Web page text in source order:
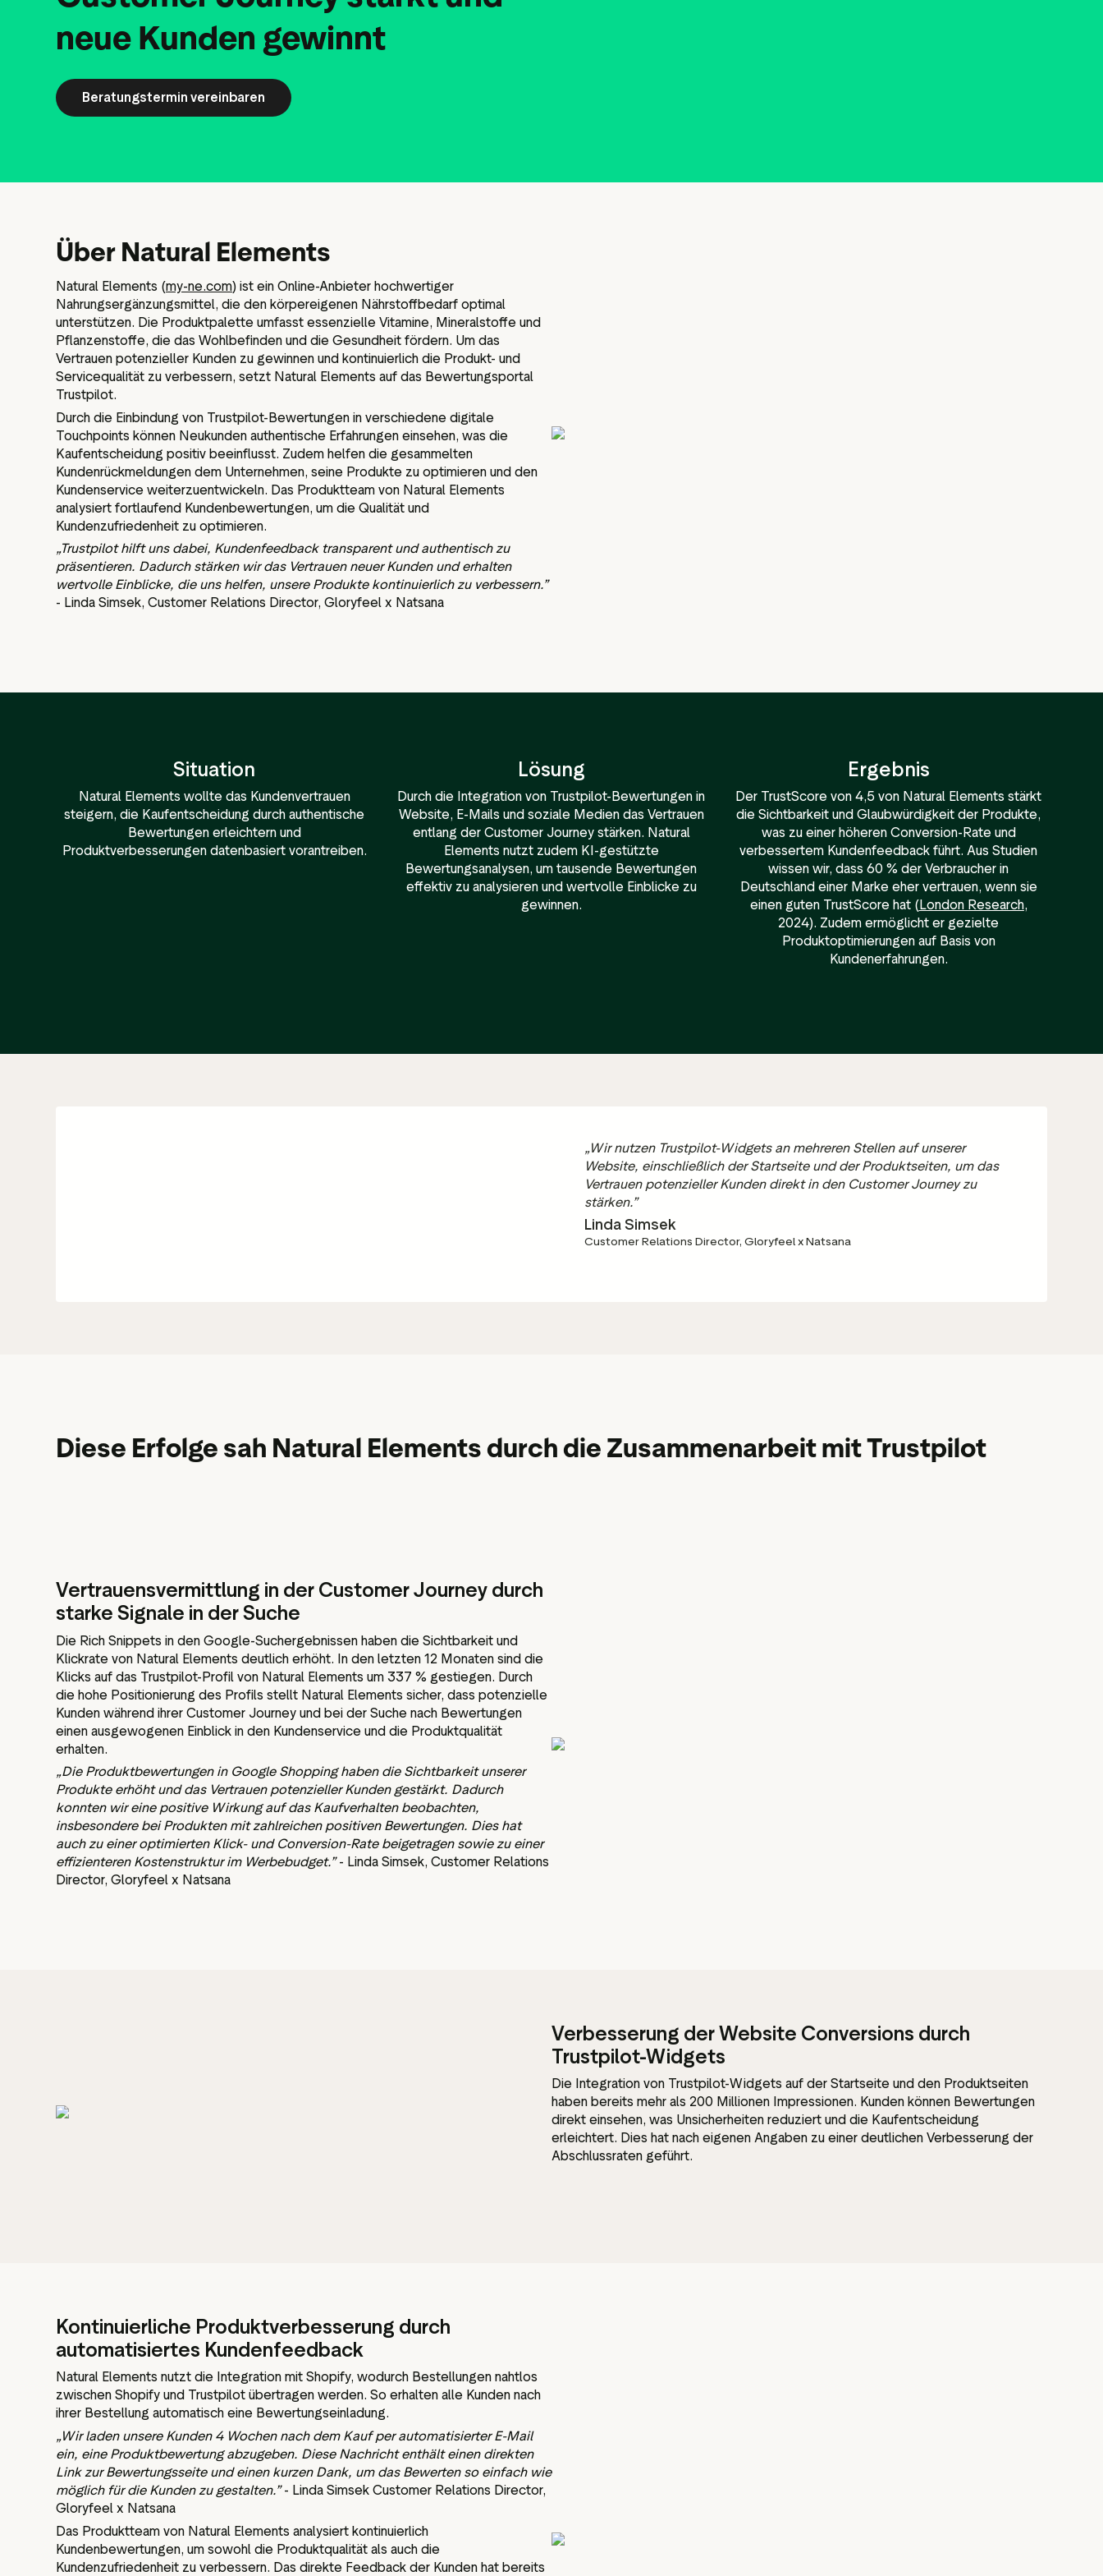
Social-Media-Tools
Marketingmaterialien
neue Kunden gewinnt
Beratungstermin vereinbaren
Über Natural Elements
Natural Elements (my-ne.com) ist ein Online-Anbieter hochwertiger
Nahrungsergänzungsmittel, die den körpereigenen Nährstoffbedarf optimal
unterstützen. Die Produktpalette umfasst essenzielle Vitamine, Mineralstoffe und
Pflanzenstoffe, die das Wohlbefinden und die Gesundheit fördern. Um das
Vertrauen potenzieller Kunden zu gewinnen und kontinuierlich die Produkt- und
Servicequalität zu verbessern, setzt Natural Elements auf das Bewertungsportal
Trustpilot.
Durch die Einbindung von Trustpilot-Bewertungen in verschiedene digitale
Touchpoints können Neukunden authentische Erfahrungen einsehen, was die
Kaufentscheidung positiv beeinflusst. Zudem helfen die gesammelten
Kundenrückmeldungen dem Unternehmen, seine Produkte zu optimieren und den
Kundenservice weiterzuentwickeln. Das Produktteam von Natural Elements
analysiert fortlaufend Kundenbewertungen, um die Qualität und
Kundenzufriedenheit zu optimieren.
„Trustpilot hilft uns dabei, Kundenfeedback transparent und authentisch zu
präsentieren. Dadurch stärken wir das Vertrauen neuer Kunden und erhalten
wertvolle Einblicke, die uns helfen, unsere Produkte kontinuierlich zu verbessern.”
- Linda Simsek, Customer Relations Director, Gloryfeel x Natsana
Situation
Natural Elements wollte das Kundenvertrauen
steigern, die Kaufentscheidung durch authentische
Bewertungen erleichtern und
Produktverbesserungen datenbasiert vorantreiben.
Lösung
Durch die Integration von Trustpilot-Bewertungen in
Website, E-Mails und soziale Medien das Vertrauen
entlang der Customer Journey stärken. Natural
Elements nutzt zudem KI-gestützte
Bewertungsanalysen, um tausende Bewertungen
effektiv zu analysieren und wertvolle Einblicke zu
gewinnen.
Ergebnis
Der TrustScore von 4,5 von Natural Elements stärkt
die Sichtbarkeit und Glaubwürdigkeit der Produkte,
was zu einer höheren Conversion-Rate und
verbessertem Kundenfeedback führt. Aus Studien
wissen wir, dass 60 % der Verbraucher in
Deutschland einer Marke eher vertrauen, wenn sie
einen guten TrustScore hat (London Research,
2024). Zudem ermöglicht er gezielte
Produktoptimierungen auf Basis von
Kundenerfahrungen.
„Wir nutzen Trustpilot-Widgets an mehreren Stellen auf unserer
Website, einschließlich der Startseite und der Produktseiten, um das
Vertrauen potenzieller Kunden direkt in den Customer Journey zu
stärken.”
Linda Simsek
Customer Relations Director, Gloryfeel x Natsana
Diese Erfolge sah Natural Elements durch die Zusammenarbeit mit Trustpilot
Vertrauensvermittlung in der Customer Journey durch
starke Signale in der Suche
Die Rich Snippets in den Google-Suchergebnissen haben die Sichtbarkeit und
Klickrate von Natural Elements deutlich erhöht. In den letzten 12 Monaten sind die
Klicks auf das Trustpilot-Profil von Natural Elements um 337 % gestiegen. Durch
die hohe Positionierung des Profils stellt Natural Elements sicher, dass potenzielle
Kunden während ihrer Customer Journey und bei der Suche nach Bewertungen
einen ausgewogenen Einblick in den Kundenservice und die Produktqualität
erhalten.
„Die Produktbewertungen in Google Shopping haben die Sichtbarkeit unserer
Produkte erhöht und das Vertrauen potenzieller Kunden gestärkt. Dadurch
konnten wir eine positive Wirkung auf das Kaufverhalten beobachten,
insbesondere bei Produkten mit zahlreichen positiven Bewertungen. Dies hat
auch zu einer optimierten Klick- und Conversion-Rate beigetragen sowie zu einer
effizienteren Kostenstruktur im Werbebudget.”- Linda Simsek, Customer Relations
Director, Gloryfeel x Natsana
Verbesserung der Website Conversions durch
Trustpilot-Widgets
Die Integration von Trustpilot-Widgets auf der Startseite und den Produktseiten
haben bereits mehr als 200 Millionen Impressionen. Kunden können Bewertungen
direkt einsehen, was Unsicherheiten reduziert und die Kaufentscheidung
erleichtert. Dies hat nach eigenen Angaben zu einer deutlichen Verbesserung der
Abschlussraten geführt.
Kontinuierliche Produktverbesserung durch
automatisiertes Kundenfeedback
Natural Elements nutzt die Integration mit Shopify, wodurch Bestellungen nahtlos
zwischen Shopify und Trustpilot übertragen werden. So erhalten alle Kunden nach
ihrer Bestellung automatisch eine Bewertungseinladung.
„Wir laden unsere Kunden 4 Wochen nach dem Kauf per automatisierter E-Mail
ein, eine Produktbewertung abzugeben. Diese Nachricht enthält einen direkten
Link zur Bewertungsseite und einen kurzen Dank, um das Bewerten so einfach wie
möglich für die Kunden zu gestalten.”- Linda Simsek Customer Relations Director,
Gloryfeel x Natsana
Das Produktteam von Natural Elements analysiert kontinuierlich
Kundenbewertungen, um sowohl die Produktqualität als auch die
Kundenzufriedenheit zu verbessern. Das direkte Feedback der Kunden hat bereits